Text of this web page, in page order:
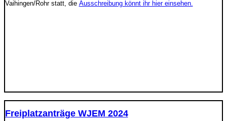
Vaihingen/Rohr statt, die Ausschreibung könnt ihr hier einsehen.
Freiplatzanträge WJEM 2024